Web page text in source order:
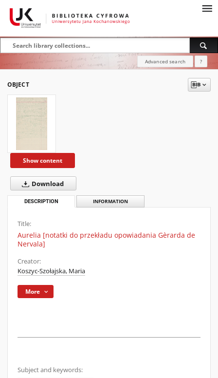
Advanced search ?
OBJECT
Show content
Download
DESCRIPTION INFORMATION
Title:
Aurelia [notatki do przekładu opowiadania Gèrarda de
Nervala]
Creator:
Koszyc-Szołajska, Maria
More
Subject and keywords: